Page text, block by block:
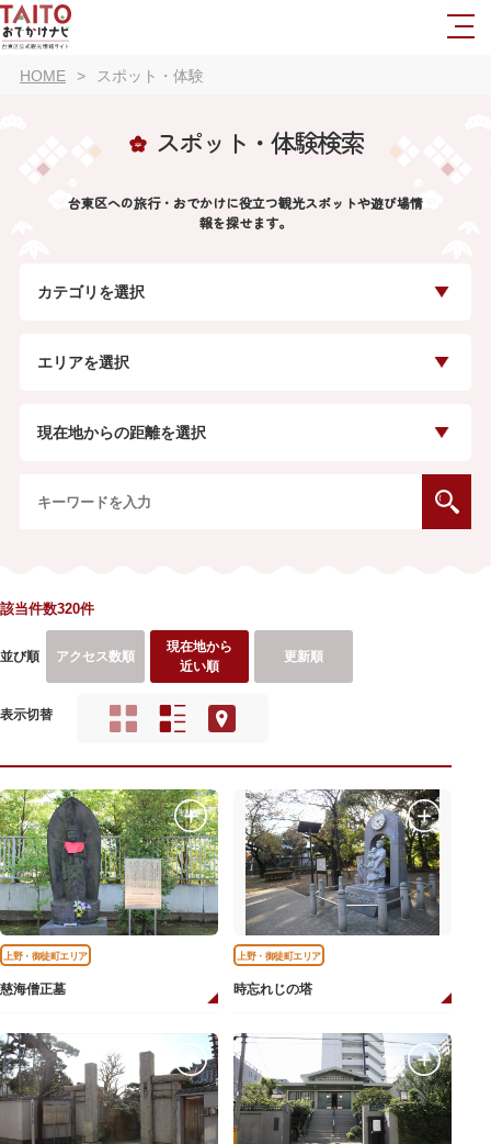
HOME スポット・体験
スポット・体験検索
台東区への旅行・おでかけに役立つ観光スポットや遊び場情
報を探せます。
カテゴリを選択
エリアを選択
現在地からの距離を選択
該当件数320件
並び順 アクセス数順
現在地から
近い順
更新順
表示切替
上野・御徒町エリア
慈海僧正墓
上野・御徒町エリア
時忘れじの塔